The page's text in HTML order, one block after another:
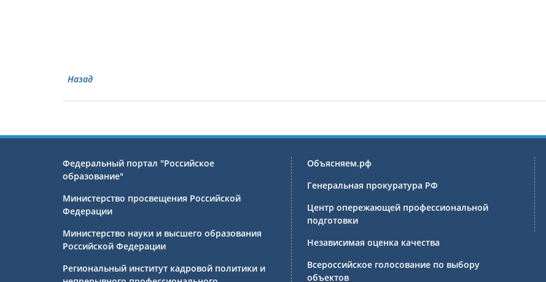
Назад
Федеральный портал "Российское
образование"
Министерство просвещения Российской
Федерации
Министерство науки и высшего образования
Российской Федерации
Региональный институт кадровой политики и
Объясняем.рф
Генеральная прокуратура РФ
Центр опережающей профессиональной
подготовки
Независимая оценка качества
Всероссийское голосование по выбору
объектов